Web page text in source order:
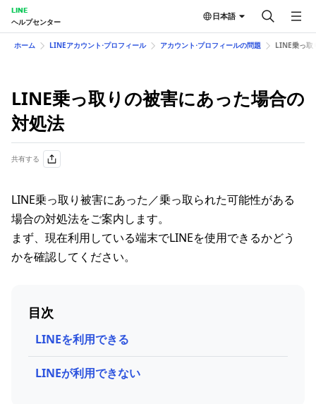
LINE
ヘルプセンター
日本語
ホーム LINEアカウント⋅プロフィール アカウント⋅プロフィールの問題 LINE乗っ取
LINE乗っ取りの​被害に​あった​場合の​
対処法
共有する
LINE乗っ取り被害にあった／乗っ取られた可能性がある
場合の対処法をご案内します。
まず、現在利用している端末でLINEを使用できるかどう
かを確認してください。
目次
LINEを利用できる
LINEが利用できない